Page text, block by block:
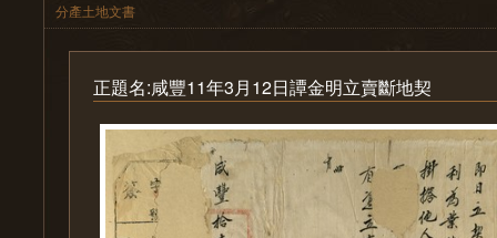
分產土地文書
正題名:咸豐11年3月12日譚金明立賣斷地契